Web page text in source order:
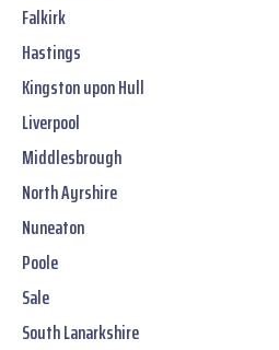
Falkirk
Hastings
Kingston upon Hull
Liverpool
Middlesbrough
North Ayrshire
Nuneaton
Poole
Sale
South Lanarkshire